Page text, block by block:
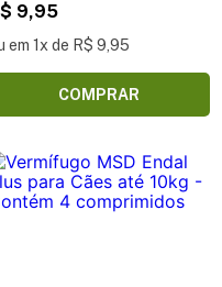
9,95
em 1x de R$ 9,95
COMPRAR